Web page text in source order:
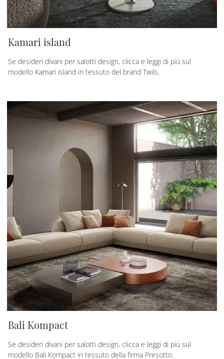
Kamari island
Se desideri divani per salotti design, clicca e leggi di più sul
modello Kamari island in tessuto del brand Twils.
Bali Kompact
Se desideri divani per salotti design, clicca e leggi di più sul
modello Bali Kompact in tessuto della firma Presotto.